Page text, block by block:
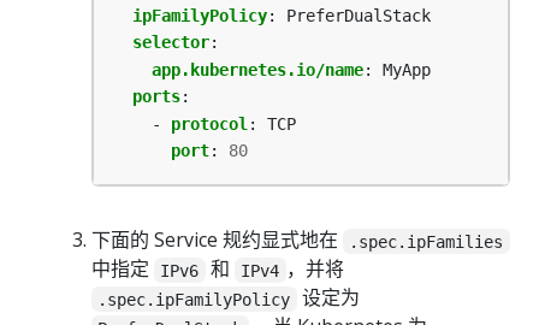
ipFamilyPolicy:
PreferDualStack
selector:
app.kubernetes.io/name:
MyApp
ports:
- protocol :
TCP
port: 80
下面的 Service 规约显式地在 .spec.ipFamilies
中指定 IPv6 和 IPv4 ，并将
.spec.ipFamilyPolicy 设定为